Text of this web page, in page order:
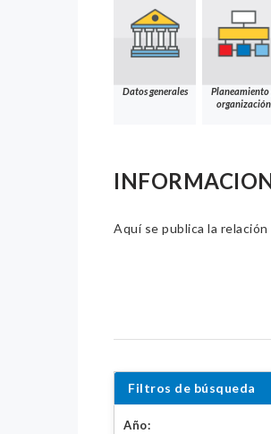
Datos generales
Planeamiento
organización
Aquí se publica la
Filtros de búsqueda
Año: